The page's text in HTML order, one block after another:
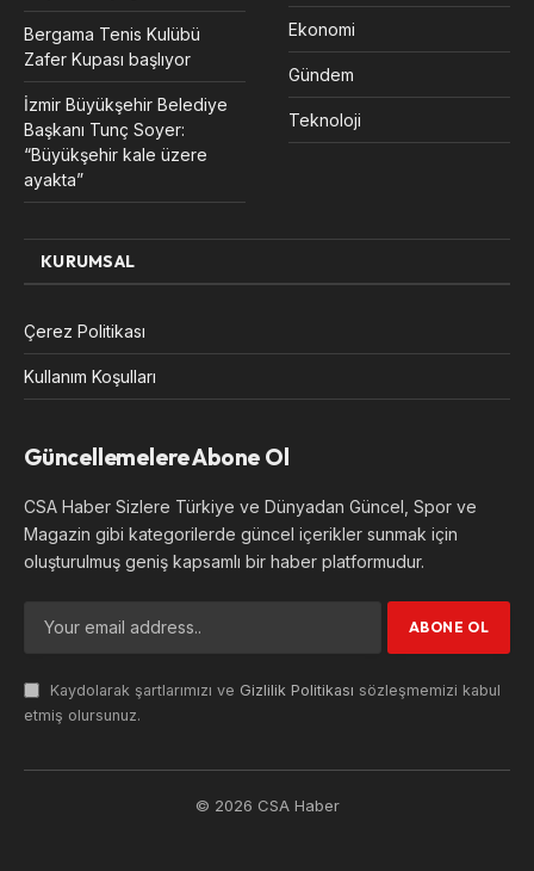
Bergama Tenis Kulübü
Zafer Kupası başlıyor
İzmir Büyükşehir Belediye
Başkanı Tunç Soyer:
“Büyükşehir kale üzere
ayakta”
Ekonomi
Gündem
Teknoloji
KURUMSAL
Çerez Politikası
Kullanım Koşulları
Güncellemelere Abone Ol
CSA Haber Sizlere Türkiye ve Dünyadan Güncel, Spor ve
Magazin gibi kategorilerde güncel içerikler sunmak için
oluşturulmuş geniş kapsamlı bir haber platformudur.
Kaydolarak şartlarımızı ve Gizlilik Politikası sözleşmemizi kabul
etmiş olursunuz.
© 2026 CSA Haber